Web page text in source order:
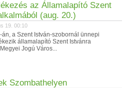
az Államalapító Szent
(aug. 20.)
19. 00:10
án, a Szent István-szobornál ünnepi
államalapító Szent Istvánra
Jogú Város...
Szombathelyen